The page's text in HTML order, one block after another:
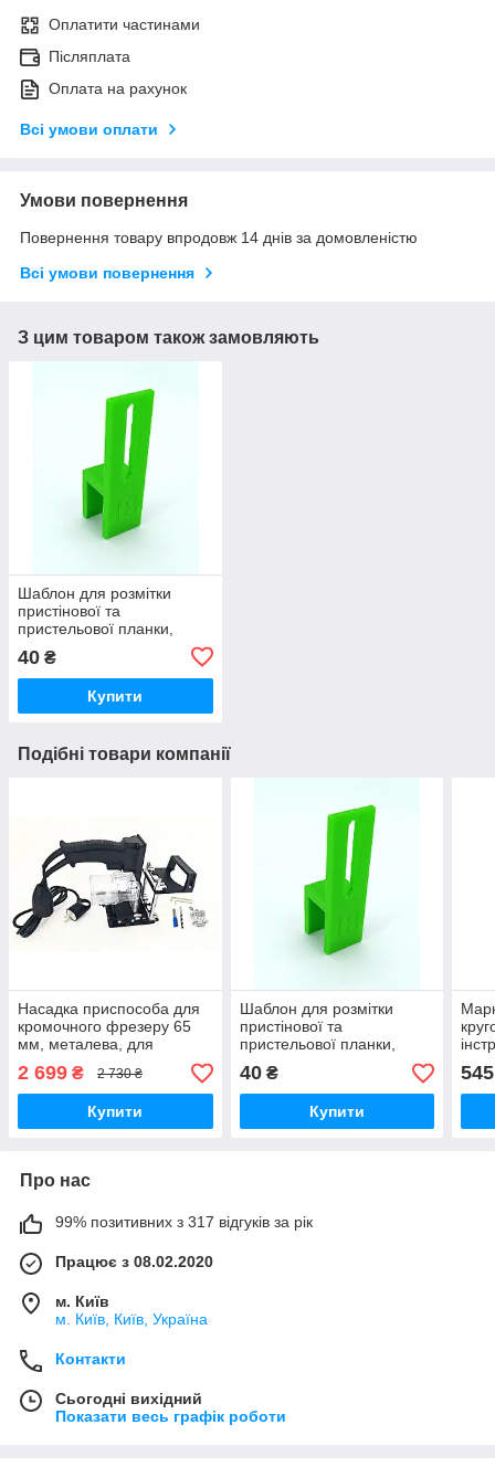
Оплатити частинами
Післяплата
Оплата на рахунок
Всі умови оплати
Умови повернення
Повернення товару впродовж 14 днів за домовленістю
Всі умови повернення
З цим товаром також замовляють
Шаблон для розмітки
пристінової та
пристельової планки,
40 ₴
Купити
Подібні товари компанії
Насадка приспособа для
кромочного фрезеру 65
мм, металева, для
дюбельних/пазових
з'єднань, аналог Festool
DOMINO DF-500
2 699 ₴ 2 730 ₴
Купити
Шаблон для розмітки
пристінової та
пристельової планки,
аналог U-Scribe Jig
40₴
Купити
545
Про нас
99% позитивних з 317 відгуків за рік
Працює з 08.02.2020
м. Київ
м. Київ, Київ, Україна
Контакти
Сьогодні вихідний
Показати весь графік роботи